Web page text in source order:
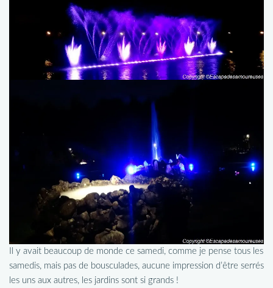
Il y avait beaucoup de monde ce samedi, comme je pense tous les
samedis, mais pas de bousculades, aucune impression d’être serrés
les uns aux autres, les jardins sont si grands !